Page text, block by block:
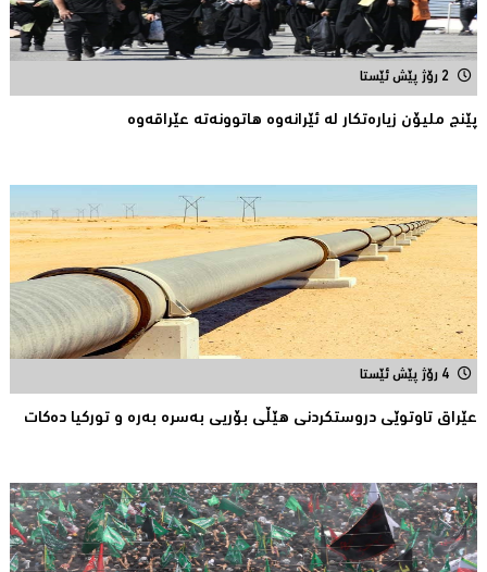
2 رۆژ پێش ئێستا
پێنج ملیۆن زیاره‌تكار له‌ ئێرانه‌وه‌ هاتوونه‌ته‌ عێراقه‌وه‌
4 رۆژ پێش ئێستا
عێراق تاوتوێی دروستكردنی هێڵی بۆریی بەسرە بەرە و توركیا دەکات